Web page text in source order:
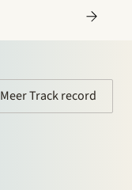
Meer Track record